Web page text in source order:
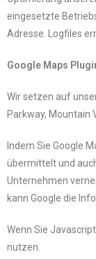
eingesetzte
Adresse. Logfiles
Google Maps
Wir setzen auf
Parkway, Mountain
Indem Sie Google
übermittelt und
Unternehmen
kann Google die
Wenn Sie
nutzen.